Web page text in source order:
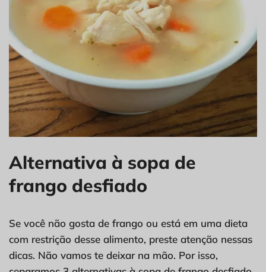
Alternativa à sopa de
frango desfiado
Se você não gosta de frango ou está em uma dieta
com restrição desse alimento, preste atenção nessas
dicas. Não vamos te deixar na mão. Por isso,